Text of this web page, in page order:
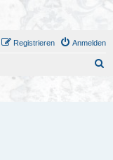
Anmelden
Registrieren